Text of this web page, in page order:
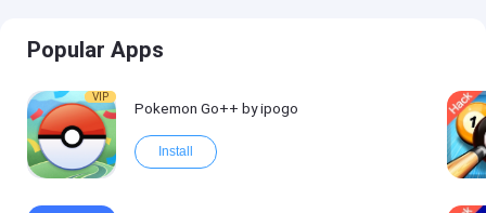
Popular Apps
VIP
Pokemon Go++ by ipogo
Install